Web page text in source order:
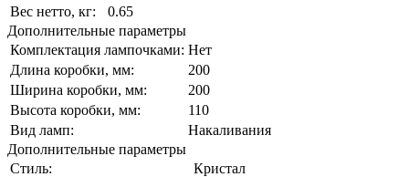
Вес нетто, кг:
0.65
Дополнительные параметры
Комплектация лампочками: Нет
Длина коробки, мм:
200
Ширина коробки, мм:
200
Высота коробки, мм:
110
Вид ламп:
Накаливания
Дополнительные параметры
Стиль:
Кристал